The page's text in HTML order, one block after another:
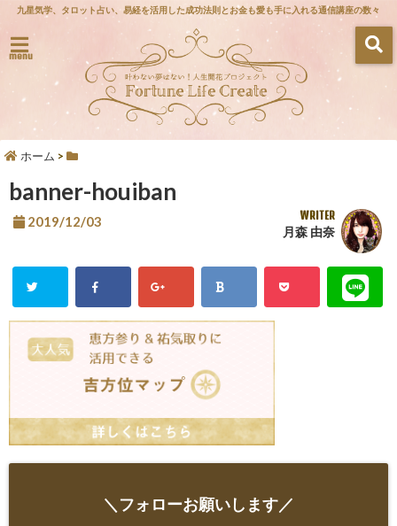
九星気学、タロット占い、易経を活用した成功法則とお金も愛も手に入れる通信講座の数々
menu
ホーム >
banner-houiban
2019/12/03 WRITER
月森 由奈
＼フォローお願いします／